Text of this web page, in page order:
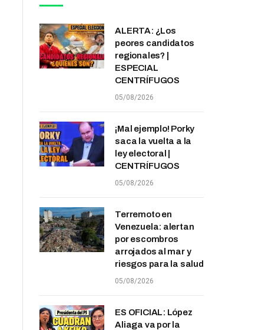
ALERTA: ¿Los
peores candidatos
regionales? |
ESPECIAL
CENTRÍFUGOS
05/08/2026
¡Mal ejemplo! Porky
saca la vuelta a la
ley electoral |
CENTRÍFUGOS
05/08/2026
Terremoto en
Venezuela: alertan
por escombros
arrojados al mar y
riesgos para la salud
05/08/2026
ES OFICIAL: López
Aliaga va por la